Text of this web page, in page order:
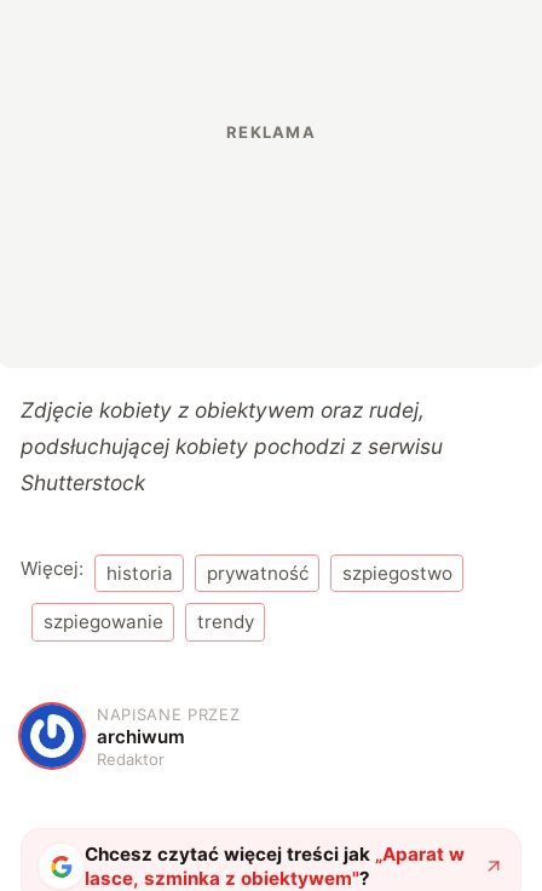
Zdjęciekobiety z obiektywem orazrudej,
podsłuchującej kobiety pochodzi z serwisu
Shutterstock
Więcej: historia prywatność szpiegostwo
szpiegowanie trendy
A
NAPISANE PRZEZ
archiwum
Redaktor
Chcesz czytać więcej treści jak „Aparat w
lasce, szminka z obiektywem"?